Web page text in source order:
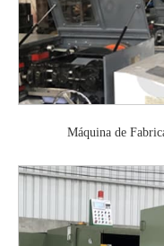
Máquina de